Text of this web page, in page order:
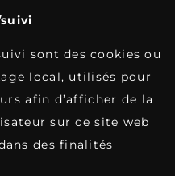
sont des cookies ou
local, utilisés pour
afin d’afficher de la
sur ce site web
des finalités